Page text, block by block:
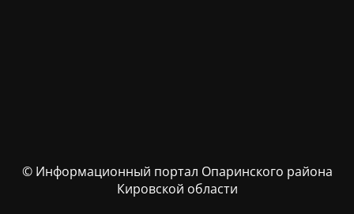
© Информационный портал Опаринского района
Кировской области